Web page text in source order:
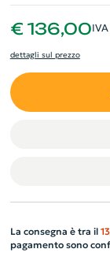
€ 136,00
dettagli sul prezzo
La consegna è tra il
pagamento sono